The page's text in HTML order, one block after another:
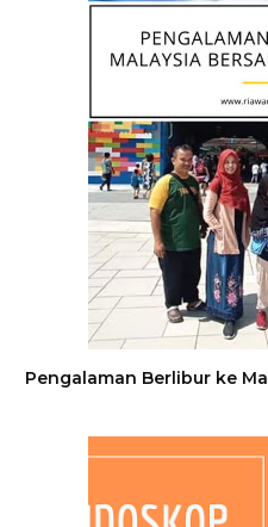
Pengalaman Berlibur ke